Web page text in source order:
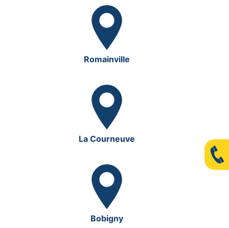
Romainville
La Courneuve
Bobigny